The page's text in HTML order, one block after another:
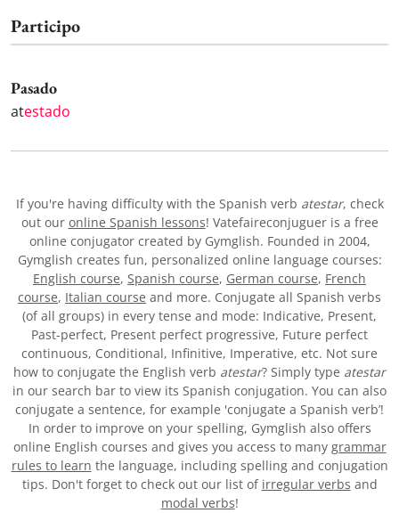
Participo
Pasado
atestado
If you're having difficulty with the Spanish verb atestar, check
out our online Spanish lessons! Vatefaireconjuguer is a free
online conjugator created by Gymglish. Founded in 2004,
Gymglish creates fun, personalized online language courses:
English course, Spanish course, German course, French
course, Italian course and more. Conjugate all Spanish verbs
(of all groups) in every tense and mode: Indicative, Present,
Past-perfect, Present perfect progressive, Future perfect
continuous, Conditional, Infinitive, Imperative, etc. Not sure
how to conjugate the English verb atestar? Simply type atestar
in our search bar to view its Spanish conjugation. You can also
conjugate a sentence, for example 'conjugate a Spanish verb’!
In order to improve on your spelling, Gymglish also offers
online English courses and gives you access to many grammar
rules to learn the language, including spelling and conjugation
tips. Don't forget to check out our list of irregular verbs and
modal verbs!